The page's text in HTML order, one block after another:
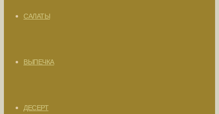
САЛАТЫ
ВЫПЕЧКА
ДЕСЕРТ